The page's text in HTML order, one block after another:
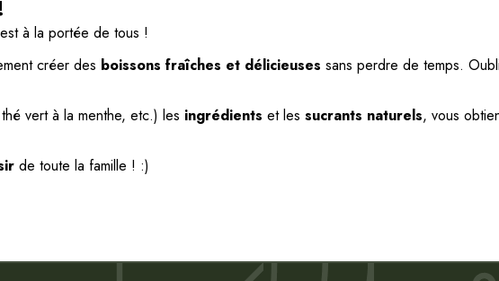
est à la portée de tous !
créer des boissons fraîches et délicieuses sans perdre de temps.
vert à la menthe, etc.) les ingrédients et les sucrants naturels, vous
de toute la famille ! :)